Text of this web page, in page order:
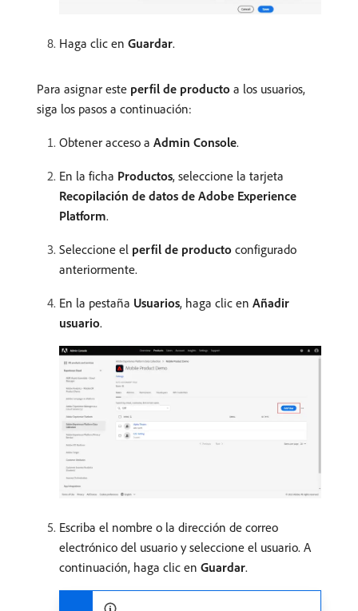
Haga clic en Guardar.
Para asignar este perfil de producto a los usuarios,
siga los pasos a continuación:
Obtener acceso a Admin Console.
En la ficha Productos, seleccione la tarjeta
Recopilación de datos de Adobe Experience
Platform.
Seleccione el perfil de producto configurado
anteriormente.
En la pestaña Usuarios, haga clic en Añadir
usuario.
Escriba el nombre o la dirección de correo
electrónico del usuario y seleccione el usuario. A
continuación, haga clic en Guardar.